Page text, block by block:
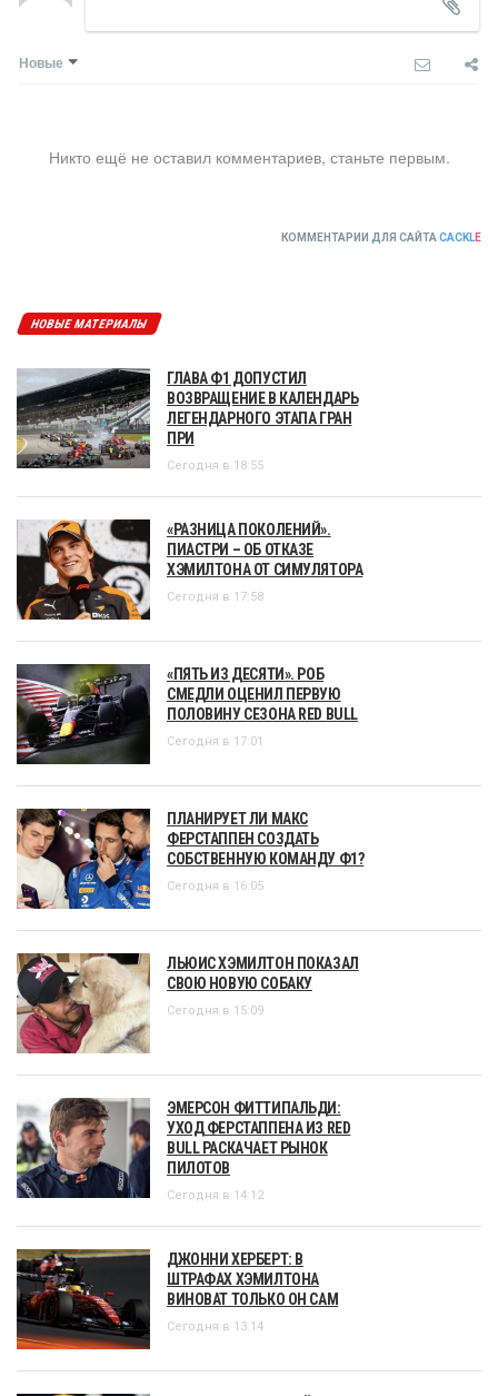
Новые
Никто ещё не оставил комментариев, станьте первым.
КОММЕНТАРИИ ДЛЯ САЙТА CACKLE
НОВЫЕ МАТЕРИАЛЫ
ГЛАВА Ф1 ДОПУСТИЛ
ВОЗВРАЩЕНИЕ В КАЛЕНДАРЬ
ЛЕГЕНДАРНОГО ЭТАПА ГРАН
ПРИ
Сегодня в 18:55
«РАЗНИЦА ПОКОЛЕНИЙ».
ПИАСТРИ – ОБ ОТКАЗЕ
ХЭМИЛТОНА ОТ СИМУЛЯТОРА
Сегодня в 17:58
«ПЯТЬ ИЗ ДЕСЯТИ». РОБ
СМЕДЛИ ОЦЕНИЛ ПЕРВУЮ
ПОЛОВИНУ СЕЗОНА RED BULL
Сегодня в 17:01
ПЛАНИРУЕТ ЛИ МАКС
ФЕРСТАППЕН СОЗДАТЬ
СОБСТВЕННУЮ КОМАНДУ Ф1?
Сегодня в 16:05
ЛЬЮИС ХЭМИЛТОН ПОКАЗАЛ
СВОЮ НОВУЮ СОБАКУ
Сегодня в 15:09
ЭМЕРСОН ФИТТИПАЛЬДИ:
УХОД ФЕРСТАППЕНА ИЗ RED
BULL РАСКАЧАЕТ РЫНОК
ПИЛОТОВ
Сегодня в 14:12
ДЖОННИ ХЕРБЕРТ: В
ШТРАФАХ ХЭМИЛТОНА
ВИНОВАТ ТОЛЬКО ОН САМ
Сегодня в 13:14